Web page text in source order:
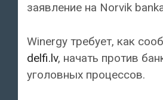
заявление на Norvik
Winergy требует, как
delfi.lv, начать против
уголовных процессов.